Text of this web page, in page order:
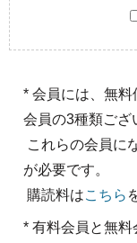
* 会員には、無料
会員の3種類ござ
これらの会員に
が必要です。
購読料はこちら
* 有料会員と無料